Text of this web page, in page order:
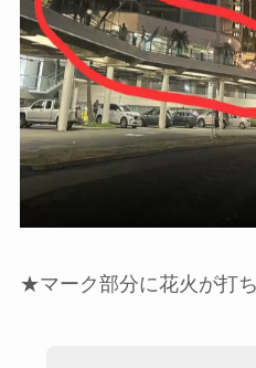
★マーク部分に花火が打